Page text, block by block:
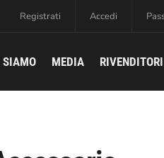
Registrati Accedi
SIAMO MEDIA RIVENDITORI